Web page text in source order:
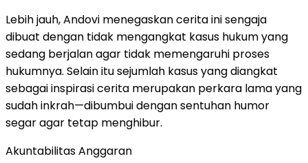
Lebih jauh, Andovi menegaskan cerita ini sengaja
dibuat dengan tidak mengangkat kasus hukum yang
sedang berjalan agar tidak memengaruhi proses
hukumnya. Selain itu sejumlah kasus yang diangkat
sebagai inspirasi cerita merupakan perkara lama yang
sudah inkrah—dibumbui dengan sentuhan humor
segar agar tetap menghibur.
Akuntabilitas Anggaran